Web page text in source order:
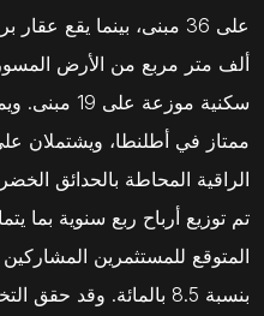
سكنية موزعة
ممتاز في أطلنطا، ويشتملان
الراقية المحاطة بالحدائق
تم توزيع أرباح ربع سنوية بما
المتوقع للمستثمرين